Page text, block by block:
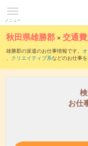
メニュー
秋田県雄勝郡 ×交通
雄勝郡の派遣のお仕事情報です。
、 クリエイティブ系などのお仕事
お仕